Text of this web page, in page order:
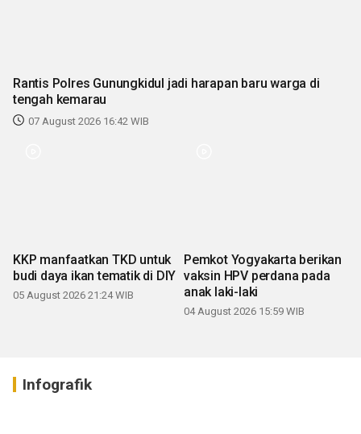
Rantis Polres Gunungkidul jadi harapan baru warga di
tengah kemarau
07 August 2026 16:42 WIB
KKP manfaatkan TKD untuk
budi daya ikan tematik di DIY
05 August 2026 21:24 WIB
Pemkot Yogyakarta berikan
vaksin HPV perdana pada
anak laki-laki
04 August 2026 15:59 WIB
Infografik